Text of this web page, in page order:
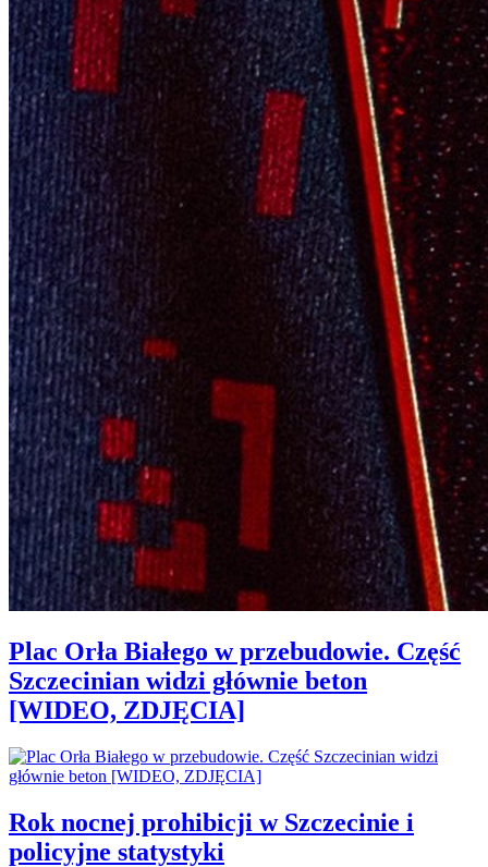
Plac Orła Białego w przebudowie. Część
Szczecinian widzi głównie beton
[WIDEO, ZDJĘCIA]
Rok nocnej prohibicji w Szczecinie i
policyjne statystyki